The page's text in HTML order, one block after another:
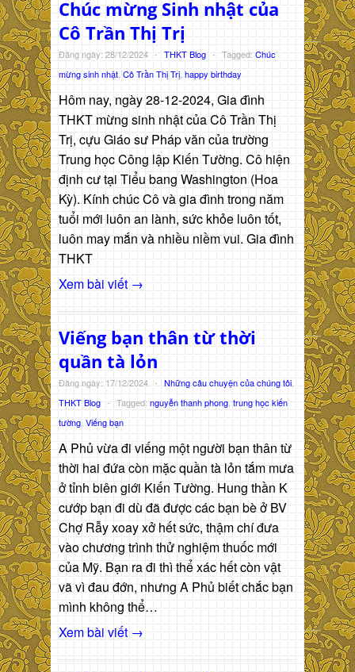
Chúc mừng Sinh nhật của
Cô Trần Thị Trị
Đăng ngày: 28/12/2024 - THKT Blog - Tagged: Chúc
mừng sinh nhật, Cô Trần Thị Trị, happy birthday
Hôm nay, ngày 28-12-2024, Gia đình
THKT mừng sinh nhật của Cô Trần Thị
Trị, cựu Giáo sư Pháp văn của trường
Trung học Công lập Kiến Tường. Cô hiện
định cư tại Tiểu bang Washington (Hoa
Kỳ). Kính chúc Cô và gia đình trong năm
tuổi mới luôn an lành, sức khỏe luôn tốt,
luôn may mắn và nhiều niềm vui. Gia đình
THKT
Xem bài viết →
Viếng bạn thân từ thời
quần tà lỏn
Đăng ngày: 17/12/2024 - Những câu chuyện của chúng tôi
THKT Blog - Tagged:nguyễn thanh phong trung học kiến
tường, Viếng bạn
A Phủ vừa đi viếng một người bạn thân từ
thời hai đứa còn mặc quần tà lỏn tắm mưa
ở tỉnh biên giới Kiến Tường. Hung thần K
cướp bạn đi dù đã được các bạn bè ở BV
Chợ Rẫy xoay xở hết sức, thậm chí đưa
vào chương trình thử nghiệm thuốc mới
của Mỹ. Bạn ra đi thì thể xác hết còn vật
vã vì đau đớn, nhưng A Phủ biết chắc bạn
mình không thể…
Xem bài viết →